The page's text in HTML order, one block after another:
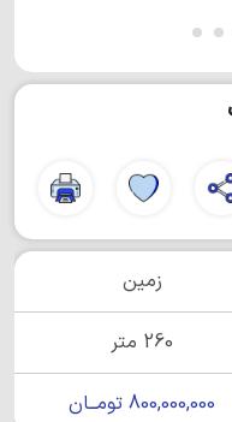
زمین
260 متر
800,000,000 تومــان